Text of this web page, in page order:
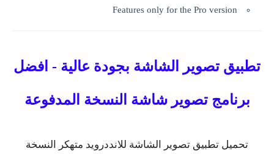
Features only for the Pro version
تطبيق تصوير الشاشة بجودة عالية - افضل
برنامج تصوير شاشة النسخة المدفوعة
تحميل تطبيق تصوير الشاشة للانددرويد متهكر النسخة